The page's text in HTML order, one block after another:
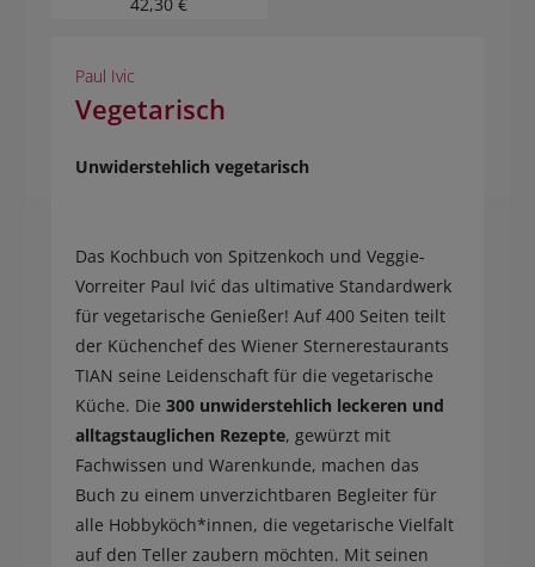
Paul Ivic
Vegetarisch
Unwiderstehlich vegetarisch
Das Kochbuch von Spitzenkoch und Veggie-
Vorreiter Paul Ivić das ultimative Standardwerk
für vegetarische Genießer! Auf 400 Seiten teilt
der Küchenchef des Wiener Sternerestaurants
TIAN seine Leidenschaft für die vegetarische
Küche. Die 300 unwiderstehlich leckeren und
alltagstauglichen Rezepte, gewürzt mit
Fachwissen und Warenkunde, machen das
Buch zu einem unverzichtbaren Begleiter für
alle Hobbyköch*innen, die vegetarische Vielfalt
auf den Teller zaubern möchten. Mit seinen